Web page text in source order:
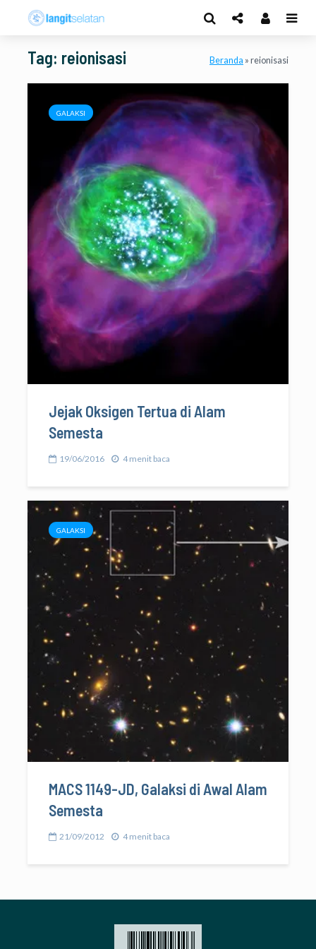
Tag: reionisasi Beranda » reionisasi
GALAKSI
Jejak Oksigen Tertua di Alam
Semesta
19/06/2016 4 menit baca
GALAKSI
MACS 1149-JD, Galaksi di Awal Alam
Semesta
21/09/2012 4 menit baca